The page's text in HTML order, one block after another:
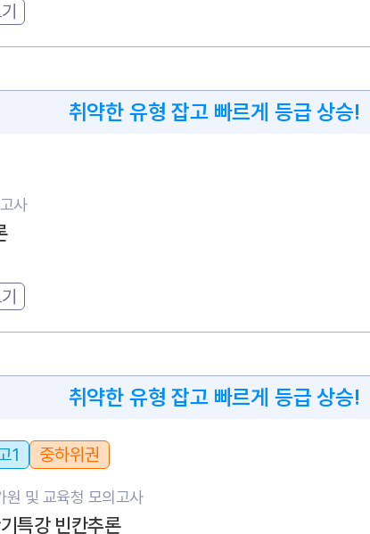
취약한 유형 잡고 빠르게 등급 상승!
사
취약한 유형 잡고 빠르게 등급 상승!
1 중하위권
원 및 교육청 모의고사
특강 빈칸추론